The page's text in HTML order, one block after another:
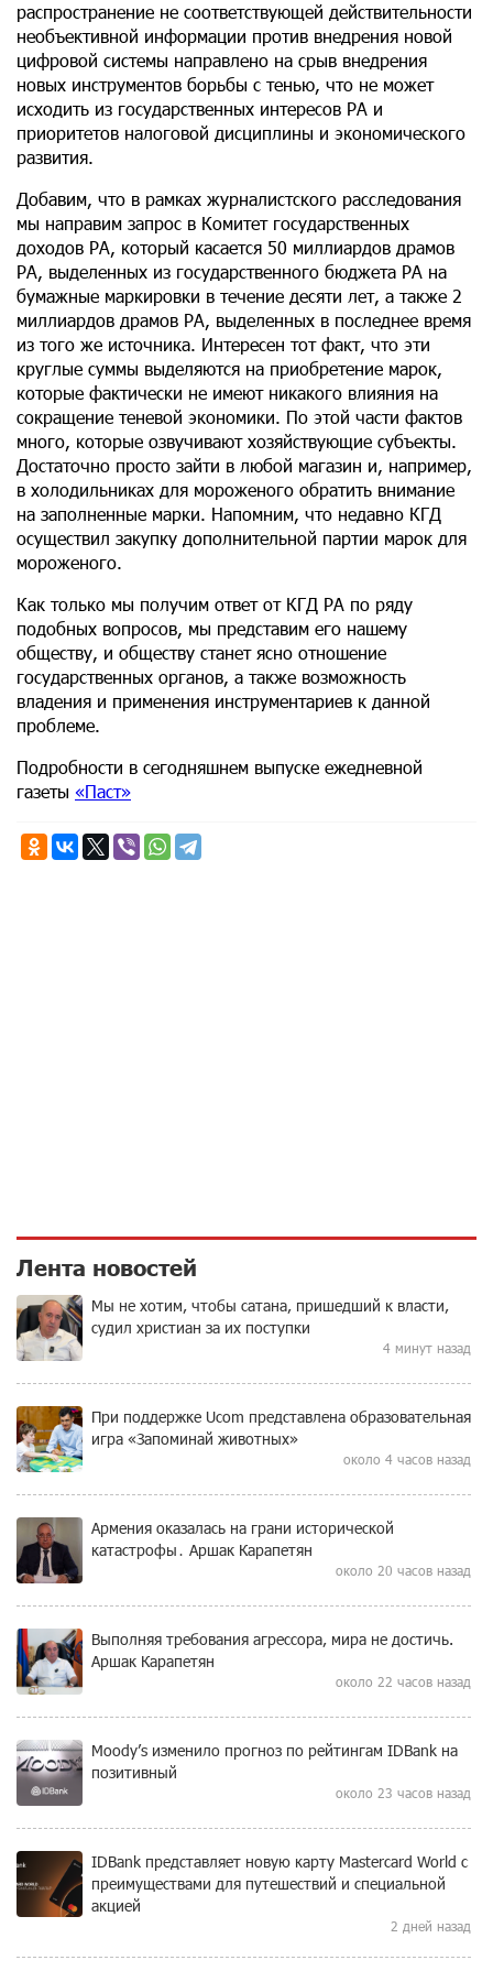
распространение не соответствующей действительности
необъективной информации против внедрения новой
цифровой системы направлено на срыв внедрения
новых инструментов борьбы с тенью, что не может
исходить из государственных интересов РА и
приоритетов налоговой дисциплины и экономического
развития.
Добавим, что в рамках журналистского расследования
мы направим запрос в Комитет государственных
доходов РА, который касается 50 миллиардов драмов
РА, выделенных из государственного бюджета РА на
бумажные маркировки в течение десяти лет, а также 2
миллиардов драмов РА, выделенных в последнее время
из того же источника. Интересен тот факт, что эти
круглые суммы выделяются на приобретение марок,
которые фактически не имеют никакого влияния на
сокращение теневой экономики. По этой части фактов
много, которые озвучивают хозяйствующие субъекты.
Достаточно просто зайти в любой магазин и, например,
в холодильниках для мороженого обратить внимание
на заполненные марки. Напомним, что недавно КГД
осуществил закупку дополнительной партии марок для
мороженого.
Как только мы получим ответ от КГД РА по ряду
подобных вопросов, мы представим его нашему
обществу, и обществу станет ясно отношение
государственных органов, а также возможность
владения и применения инструментариев к данной
проблеме.
Подробности в сегодняшнем выпуске ежедневной
газеты «Паст»
Лента новостей
Мы не хотим, чтобы сатана, пришедший к власти,
судил христиан за их поступки
4 минут назад
При поддержке Ucom представлена образовательная
игра «Запоминай животных»
около 4 часов назад
Армения оказалась на грани исторической
катастрофы․ Аршак Карапетян
около 20 часов назад
Выполняя требования агрессора, мира не достичь.
Аршак Карапетян
около 22 часов назад
Moody’s изменило прогноз по рейтингам IDBank на
позитивный
около 23 часов назад
IDBank представляет новую карту Mastercard World с
преимуществами для путешествий и специальной
акцией
2 дней назад